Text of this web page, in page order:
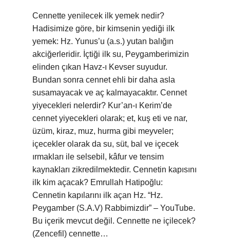
Cennette yenilecek ilk yemek nedir?
Hadisimize göre, bir kimsenin yediği ilk
yemek: Hz. Yunus’u (a.s.) yutan balığın
akciğerleridir. İçtiği ilk su, Peygamberimizin
elinden çıkan Havz-ı Kevser suyudur.
Bundan sonra cennet ehli bir daha asla
susamayacak ve aç kalmayacaktır. Cennet
yiyecekleri nelerdir? Kur’an-ı Kerim’de
cennet yiyecekleri olarak; et, kuş eti ve nar,
üzüm, kiraz, muz, hurma gibi meyveler;
içecekler olarak da su, süt, bal ve içecek
ırmakları ile selsebil, kâfur ve tensim
kaynakları zikredilmektedir. Cennetin kapısını
ilk kim açacak? Emrullah Hatipoğlu:
Cennetin kapılarını ilk açan Hz. “Hz.
Peygamber (S.A.V) Rabbimizdir” – YouTube.
Bu içerik mevcut değil. Cennette ne içilecek?
(Zencefil) cennette…